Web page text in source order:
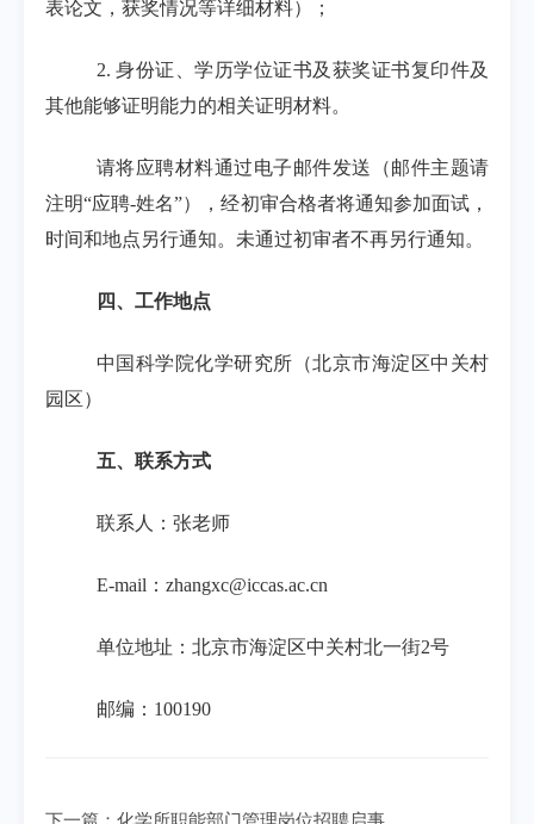
表论文，获奖情况等详细材料）；
2.身份证、学历学位证书及获奖证书复印件及
其他能够证明能力的相关证明材料。
请将应聘材料通过电子邮件发送（邮件主题请
注明“应聘-姓名”），经初审合格者将通知参加面试，
时间和地点另行通知。未通过初审者不再另行通知。
四、工作地点
中国科学院化学研究所（北京市海淀区中关村
园区）
五、联系方式
联系人：张老师
E-mail ： zhangxc@iccas.ac.cn
单位地址：北京市海淀区中关村北一街2号
邮编： 100190
下一篇： 化学所职能部门管理岗位招聘启事